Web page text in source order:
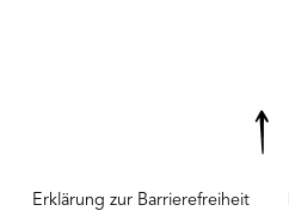
Erklärung zur Barrierefreiheit